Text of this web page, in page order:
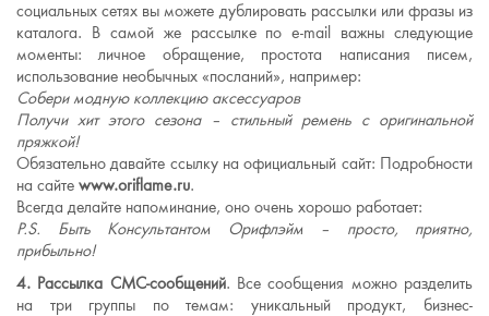
социальных сетях вы можете дублировать рассылки или фразы из
каталога. В самой же рассылке по e-mail важны следующие
моменты: личное обращение, простота написания писем,
использование необычных «посланий», например:
Собери модную коллекцию аксессуаров
Получи хит этого сезона – стильный ремень с оригинальной
пряжкой!
Обязательно давайте ссылку на официальный сайт: Подробности
на сайте www.oriflame.ru.
Всегда делайте напоминание, оно очень хорошо работает:
P.S. Быть Консультантом Орифлэйм – просто, приятно,
прибыльно!
4. Рассылка СМС-сообщений. Все сообщения можно разделить
на три группы по темам: уникальный продукт, бизнес-